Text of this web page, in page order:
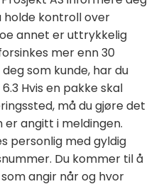
kontroll over
annet er uttrykkelig
mer enn 30
som kunde, har du
Hvis en pakke skal
må du gjøre det
angitt i meldingen.
personlig med gyldig
Du kommer til å
angir når og hvor